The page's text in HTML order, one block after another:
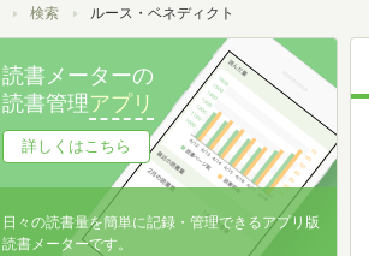
トップ検索 ルース・ベネディクト
読書メーターの
読書管理アプリ
詳しくはこちら
日々の読書量を簡単に記録・管理できるアプリ版
読書メーターです。